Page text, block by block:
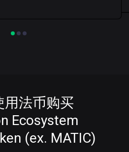
用法币购买
Ecosystem
(ex. MATIC)